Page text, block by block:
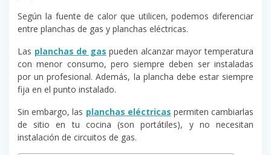
Según la fuente de calor que utilicen, podemos diferenciar
entre planchas de gas y planchas eléctricas.
Las planchas de gas pueden alcanzar mayor temperatura
con menor consumo, pero siempre deben ser instaladas
por un profesional. Además, la plancha debe estar siempre
fija en el punto instalado.
Sin embargo, las planchas eléctricas permiten cambiarlas
de sitio en tu cocina (son portátiles), y no necesitan
instalación de circuitos de gas.